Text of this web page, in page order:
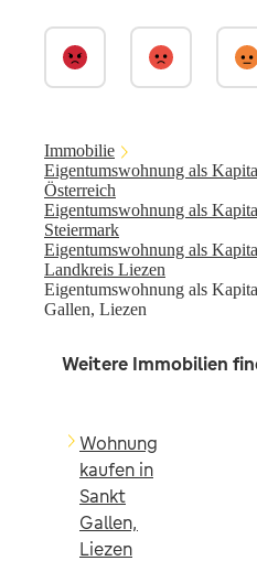
Immobilie
Eigentumswohnung als
Österreich
Eigentumswohnung als
Steiermark
Eigentumswohnung als
Landkreis Liezen
Eigentumswohnung als
Gallen, Liezen
Weitere Immobilien
Wohnung
kaufen in
Sankt
Gallen,
Liezen